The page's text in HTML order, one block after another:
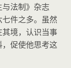
法制》杂志
件之多。虽然
境，认识当事
促使他思考这